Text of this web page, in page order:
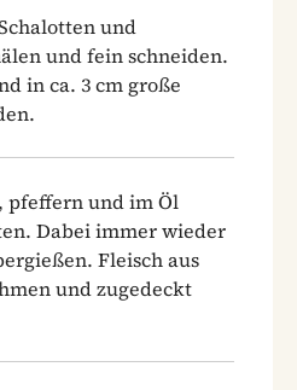
und
und fein schneiden.
in ca. 3 cm große
pfeffern und im Öl
Dabei immer wieder
Fleisch aus
und zugedeckt